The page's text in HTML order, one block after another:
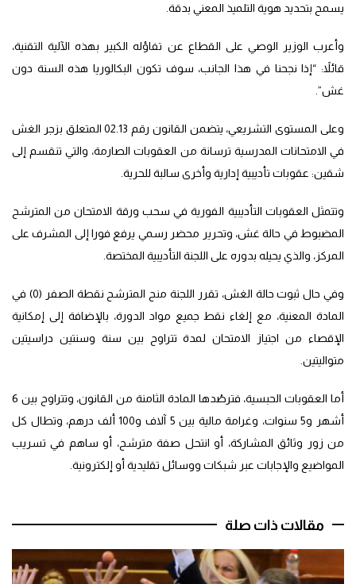
يسمح بتحديد هوية التلميذ المعني بدقة.
وأعرب الوزير الوصي على القطاع عن تفاؤله الكبير بهذه الآلية التقنية،
قائلاً: “إذا نجحنا في هذا الجانب، سوف تكون البكالوريا هذه السنة دون
غش”.
وعلى المستوى التشريعي، يتضمن القانون رقم 02.13 المتعلق بزجر الغش
في الامتحانات المدرسية ترسانة من العقوبات الصارمة، والتي تنقسم إلى
شقين: عقوبات تأديبية إدارية وأخرى سالبة للحرية.
وتتمثل العقوبات التأديبية الفورية في سحب ورقة الامتحان من المترشح
المضبوط في حالة غش، وتحرير محضر رسمي يرفع فورا إلى المشرف على
المركز، والذي يحيله بدوره على اللجنة التأديبية المختصة.
وفي حال ثبوت حالة الغش، تقرر اللجنة منح المترشح نقطة الصفر (0) في
المادة المعنية، مع إلغاء نقط جميع مواد الدورة، بالإضافة إلى إمكانية
الإقصاء من اجتياز الامتحان لمدة تتراوح بين سنة وسنتين دراسيتين
متواليتين.
أما العقوبات الحبسية، فترصُدها المادة الثامنة من القانون، وتتراوح بين 6
أشهر و5 سنوات، وغرامة مالية بين 5 آلاف و100 ألف درهم، وتطال كل
من زور وثائق المشاركة، أو انتحل صفة مترشح، أو ساهم في تسريب
المواضيع والإجابات عبر شبكات ووسائل تقليدية أو إلكترونية.
مقالات ذات صلة